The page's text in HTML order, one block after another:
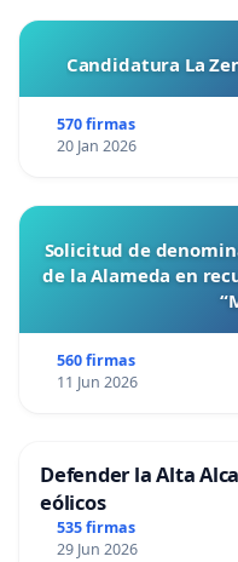
Candidatura La
570 firmas
20 Jan 2026
Solicitud de
de la Alameda en
560 firmas
11 Jun 2026
Defender la Alta
eólicos
535 firmas
29 Jun 2026